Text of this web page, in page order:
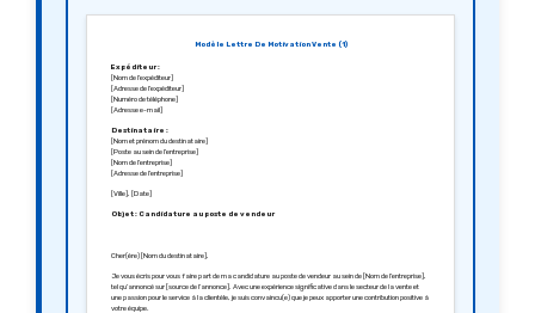
Modèle Lettre De Motivation Vente (1)
Expéditeur :
[Nom de l’expéditeur]
[Adresse de l’expéditeur]
[Numéro de téléphone]
[Adresse e-mail]
Destinataire :
[Nom et prénom du destinataire]
[Poste au sein de l’entreprise]
[Nom de l’entreprise]
[Adresse de l’entreprise]
[Ville], [Date]
Objet : Candidature au poste de vendeur
Cher(ère) [Nom du destinataire],
Je vous écris pour vous faire part de ma candidature au poste de vendeur au sein de [Nom de l’entreprise],
tel qu’annoncé sur [source de l’annonce]. Avec une expérience significative dans le secteur de la vente et
une passion pour le service à la clientèle, je suis convaincu(e) que je peux apporter une contribution positive à
votre équipe.